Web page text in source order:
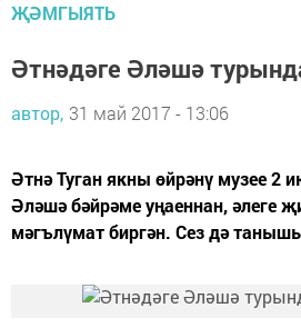
ҖӘМГЫЯТЬ
Әтнәдәге Әләшә
автор, 31 май 2017 - 13:06
Әтнә Туган якны өйрәнү музее 2
Әләшә бәйрәме уңаеннан, әлеге
мәгълүмат биргән. Сез дә